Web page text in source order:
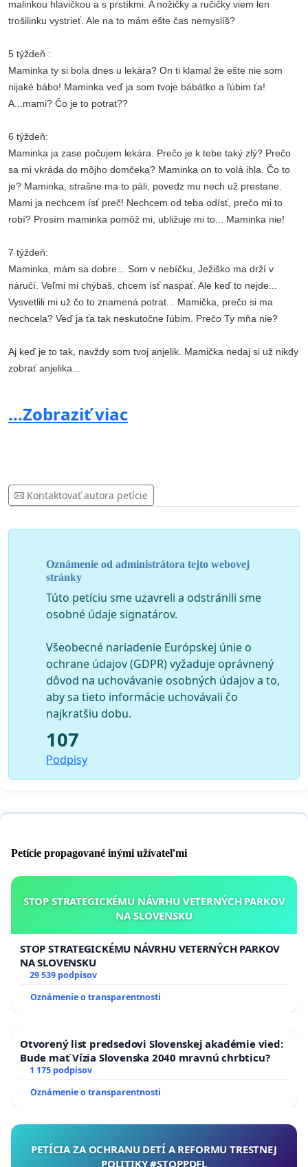
malinkou hlavičkou a s prstíkmi. A nožičky a ručičky viem len
trošilinku vystrieť. Ale na to mám ešte čas nemyslíš?
5 týždeň :
Maminka ty si bola dnes u lekára? On ti klamal že ešte nie som
nijaké bábo! Maminka veď ja som tvoje bábätko a ľúbim ťa!
A...mami? Čo je to potrat??
6 týždeň:
Maminka ja zase počujem lekára. Prečo je k tebe taký zlý? Prečo
sa mi vkráda do môjho domčeka? Maminka on to volá ihla. Čo to
je? Maminka, strašne ma to páli, povedz mu nech už prestane.
Mami ja nechcem ísť preč! Nechcem od teba odísť, prečo mi to
robí? Prosím maminka pomôž mi, ubližuje mi to... Maminka nie!
7 týždeň:
Maminka, mám sa dobre... Som v nebíčku, Ježiško ma drží v
náručí. Veľmi mi chýbaš, chcem ísť naspäť. Ale keď to nejde...
Vysvetlili mi už čo to znamená potrat... Mamička, prečo si ma
nechcela? Veď ja ťa tak neskutočne ľúbim. Prečo Ty mňa nie?
Aj keď je to tak, navždy som tvoj anjelik. Mamička nedaj si už nikdy
zobrať anjelika...
Verím, že spoločnými silami sa nám tento boj podarí
vyhrať
...Zobraziť viac
Kontaktovať autora petície
Oznámenie od administrátora tejto webovej
stránky
Túto petíciu sme uzavreli a odstránili sme
osobné údaje signatárov.
Všeobecné nariadenie Európskej únie o
ochrane údajov (GDPR) vyžaduje oprávnený
dôvod na uchovávanie osobných údajov a to,
aby sa tieto informácie uchovávali čo
najkratšiu dobu.
107
Podpisy
Petície propagované inými užívateľmi
STOP STRATEGICKÉMU NÁVRHU VETERNÝCH PARKOV
NA SLOVENSKU
STOP STRATEGICKÉMU NÁVRHU VETERNÝCH PARKOV
NA SLOVENSKU
29 539 podpisov
Oznámenie o transparentnosti
Otvorený list predsedovi Slovenskej akadémie vied:
Bude mať Vízia Slovenska 2040 mravnú chrbticu?
1 175 podpisov
Oznámenie o transparentnosti
PETÍCIA ZA OCHRANU DETÍ A REFORMU TRESTNEJ
POLITIKY #STOPPDFL